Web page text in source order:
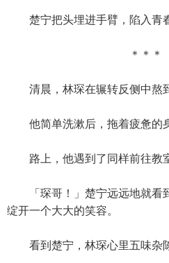
楚宁把头埋进手臂，陷入青春
＊＊＊ ＊＊
清晨，林琛在辗转反侧中熬到
他简单洗漱后，拖着疲惫的身
路上，他遇到了同样前往教室
「琛哥！」楚宁远远地就看
绽开一个大大的笑容。
看到楚宁，林琛心里五味杂